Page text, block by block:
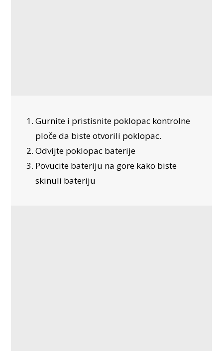
Gurnite i pristisnite poklopac kontrolne
ploče da biste otvorili poklopac.
Odvijte poklopac baterije
Povucite bateriju na gore kako biste
skinuli bateriju